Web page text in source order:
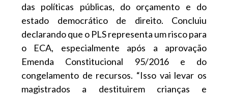
das políticas públicas, do orçamento e do
estado democrático de direito. Concluiu
declarando que o PLS representa um risco para
o ECA, especialmente após a aprovação
Emenda Constitucional 95/2016 e do
congelamento de recursos. “Isso vai levar os
magistrados a destituirem crianças e